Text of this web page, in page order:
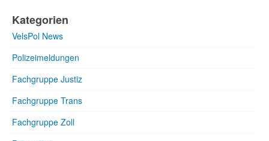
Kategorien
VelsPol News
Polizeimeldungen
Fachgruppe Justiz
Fachgruppe Trans
Fachgruppe Zoll